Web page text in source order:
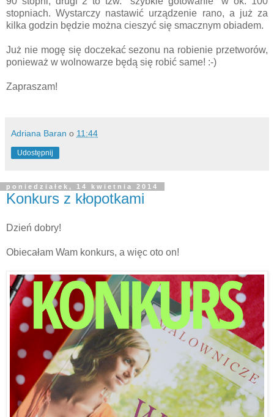
stopniach. Wystarczy nastawić urządzenie rano, a już za
kilka godzin będzie można cieszyć się smacznym obiadem.
Już nie mogę się doczekać sezonu na robienie przetworów,
ponieważ w wolnowarze będą się robić same! :-)
Zapraszam!
Adriana Baran o 11:44
Udostępnij
poniedziałek, 14 kwietnia 2014
Konkurs z kłopotkami
Dzień dobry!
Obiecałam Wam konkurs, a więc oto on!